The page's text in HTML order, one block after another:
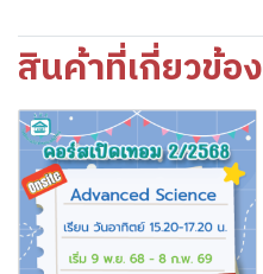
สินค้าที่เกี่ยวข้อง